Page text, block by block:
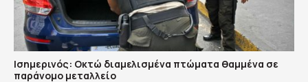
Ισημερινός: Οκτώ διαμελισμένα πτώματα θαμμένα σε
παράνομο μεταλλείο